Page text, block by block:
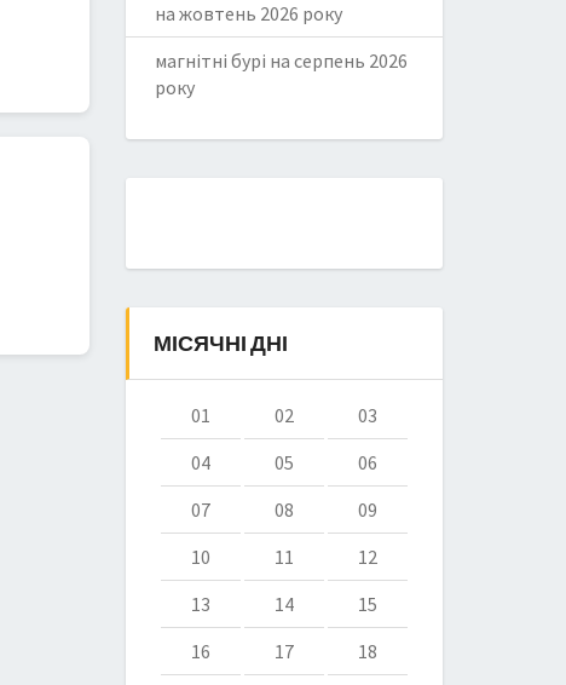
на жовтень 2026 року
магнітні бурі на серпень 2026
року
МІСЯЧНІ ДНІ
01 02
03
04
05
06
07
08
09
10
11
12
13
14
15
16
17
18